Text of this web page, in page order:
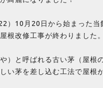
）10月20日から始まった当
根改修工事が終わりました。
）と呼ばれる古い茅（屋根
い茅を差し込む工法で屋根